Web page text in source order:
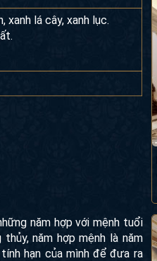
xanh lá cây, xanh lục.
năm hợp với mệnh tuổi
năm hợp mệnh là năm
hạn của mình để đưa ra